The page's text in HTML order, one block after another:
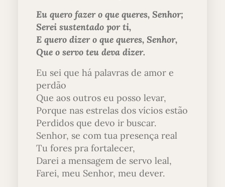
Eu quero fazer o que queres, Senhor;
Serei sustentado por ti,
E quero dizer o que queres, Senhor,
Que o servo teu deva dizer.
Eu sei que há palavras de amor e
perdão
Que aos outros eu posso levar,
Porque nas estrelas dos vícios estão
Perdidos que devo ir buscar.
Senhor, se com tua presença real
Tu fores pra fortalecer,
Darei a mensagem de servo leal,
Farei, meu Senhor, meu dever.